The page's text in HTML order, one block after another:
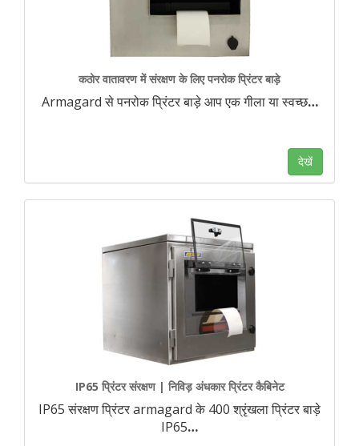
कठोर वातावरण में संरक्षण के लिए पनरोक प्रिंटर बाड़े
Armagard से पनरोक प्रिंटर बाड़े आप एक गीला या स्वच्छ…
देखें
IP65 प्रिंटर संरक्षण | निविड़ अंधकार प्रिंटर कैबिनेट
IP65 संरक्षण प्रिंटर armagard के 400 श्रृंखला प्रिंटर बाड़े
IP65…